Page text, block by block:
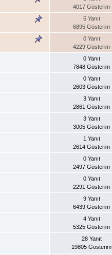
4017 Gösterim
5 Yanıt
6895 Gösterim
0 Yanıt
4229 Gösterim
0 Yanıt
7848 Gösterim
0 Yanıt
2603 Gösterim
3 Yanıt
2861 Gösterim
3 Yanıt
3005 Gösterim
1 Yanıt
2614 Gösterim
0 Yanıt
2497 Gösterim
0 Yanıt
2291 Gösterim
9 Yanıt
6439 Gösterim
4 Yanıt
5325 Gösterim
28 Yanıt
19805 Gösterim